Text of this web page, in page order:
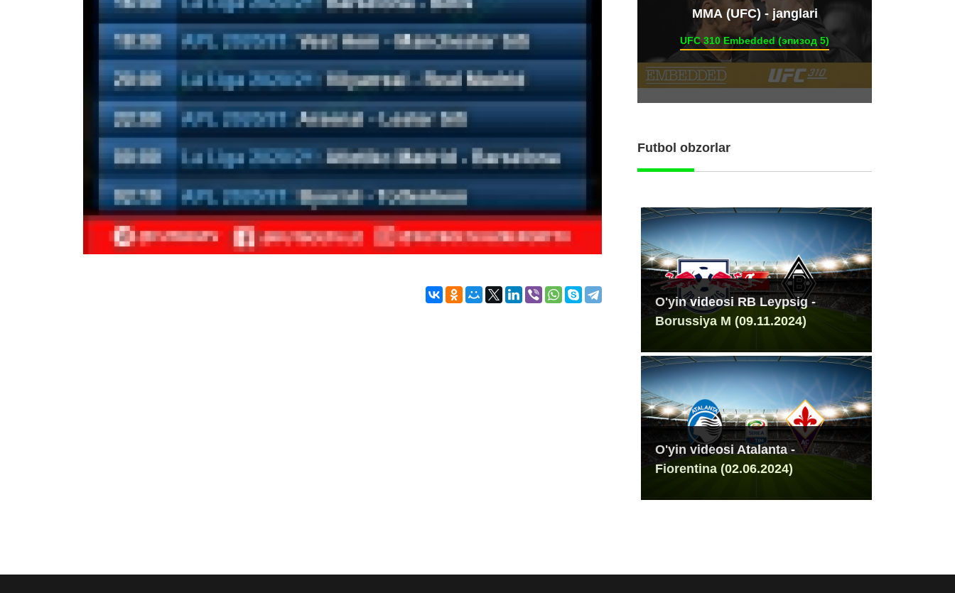
ММА (UFC) - janglari
UFC 310 Embedded (эпизод 5)
Futbol obzorlar
O'yin videosi RB Leypsig -
Borussiya M (09.11.2024)
O'yin videosi Atalanta -
Fiorentina (02.06.2024)